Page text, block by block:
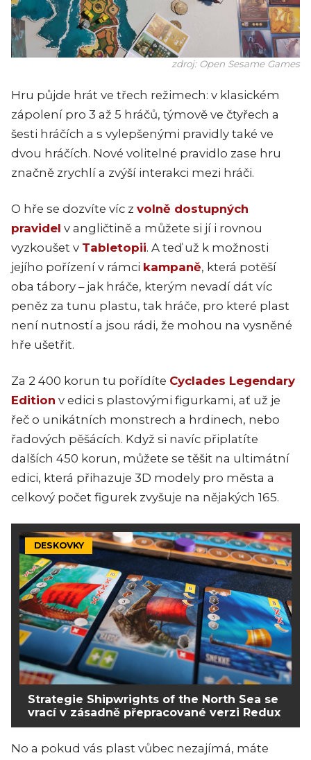
zdroj: Open Sesame Games
Hru půjde hrát ve třech režimech: v klasickém
zápolení pro 3 až 5 hráčů, týmově ve čtyřech a
šesti hráčích a s vylepšenými pravidly také ve
dvou hráčích. Nové volitelné pravidlo zase hru
značně zrychlí a zvýší interakci mezi hráči.
O hře se dozvíte víc z volně dostupných
pravidel v angličtině a můžete si jí i rovnou
vyzkoušet v Tabletopii. A teď už k možnosti
jejího pořízení v rámci kampaně, která potěší
oba tábory – jak hráče, kterým nevadí dát víc
peněz za tunu plastu, tak hráče, pro které plast
není nutností a jsou rádi, že mohou na vysněné
hře ušetřit.
Za 2 400 korun tu pořídíte Cyclades Legendary
Edition v edici s plastovými figurkami, ať už je
řeč o unikátních monstrech a hrdinech, nebo
řadových pěšácích. Když si navíc připlatíte
dalších 450 korun, můžete se těšit na ultimátní
edici, která přihazuje 3D modely pro města a
celkový počet figurek zvyšuje na nějakých 165.
DESKOVKY
Strategie Shipwrights of the North Sea se
vrací v zásadně přepracované verzi Redux
No a pokud vás plast vůbec nezajímá, máte